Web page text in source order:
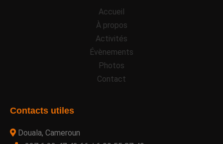
Accueil
À propos
Activités
Évènements
Photos
Contact
Contacts utiles
Douala, Cameroun